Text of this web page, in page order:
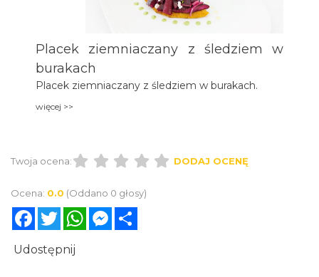
Placek ziemniaczany z śledziem w
burakach
Placek ziemniaczany z śledziem w burakach.
więcej >>
Twoja ocena: DODAJ OCENĘ
Ocena: 0.0 (Oddano 0 głosy)
FacebookTwitterWhatsAppMessenger
Udostępnij